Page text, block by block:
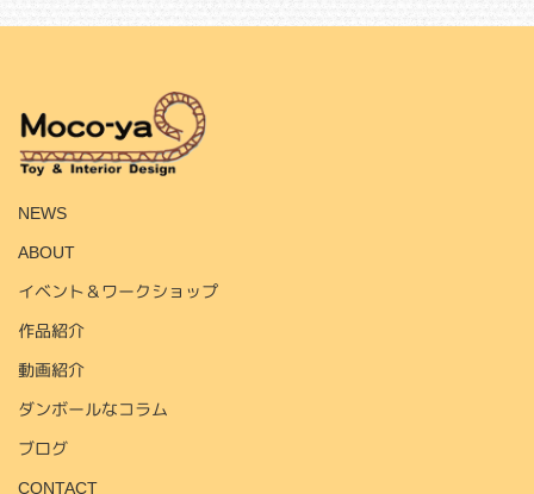
NEWS
ABOUT
イベント＆ワークショップ
作品紹介
動画紹介
ダンボールなコラム
ブログ
CONTACT